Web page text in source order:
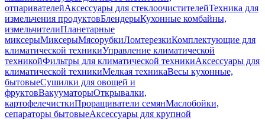
отпаривателейАксессуары для стеклоочистителейТехника для
измельчения продуктовБлендерыКухонные комбайны,
измельчителиПланетарные
миксерыМиксерыМясорубкиЛомтерезкиКомплектующие для
климатической техникиУправление климатической
техникойФильтры для климатической техникиАксессуары для
климатической техникиМелкая техникаВесы кухонные,
бытовыеСушилки для овощей и
фруктовВакууматорыОткрывалки,
картофелечисткиПроращиватели семянМаслобойки,
сепараторы бытовыеАксессуары для крупной